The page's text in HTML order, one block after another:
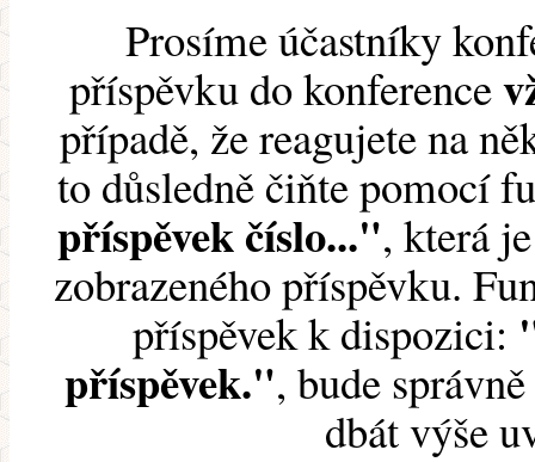
Prosíme účastníky
příspěvku do konference
případě, že reagujete na
to důsledně čiňte pomocí
příspěvek číslo...", která
zobrazeného příspěvku.
příspěvek k dispozici:
příspěvek.", bude
dbát výše